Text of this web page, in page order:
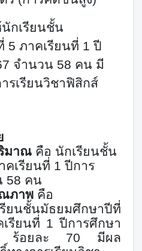
นักเรียนชั้น
5 ภาคเรียนที่ 1ปี
จำนวน 58 คน มี
รเรียนวิชาฟิสิกส์
มาณคือ นักเรียนชั้น
คเรียนที่ 1ปีการ
58 คน
ภาพคือ
ยนชั้นมัธยมศึกษาปีที่
รียนที่ 1ปีการศึกษา
ร้อยละ 70 มีผล